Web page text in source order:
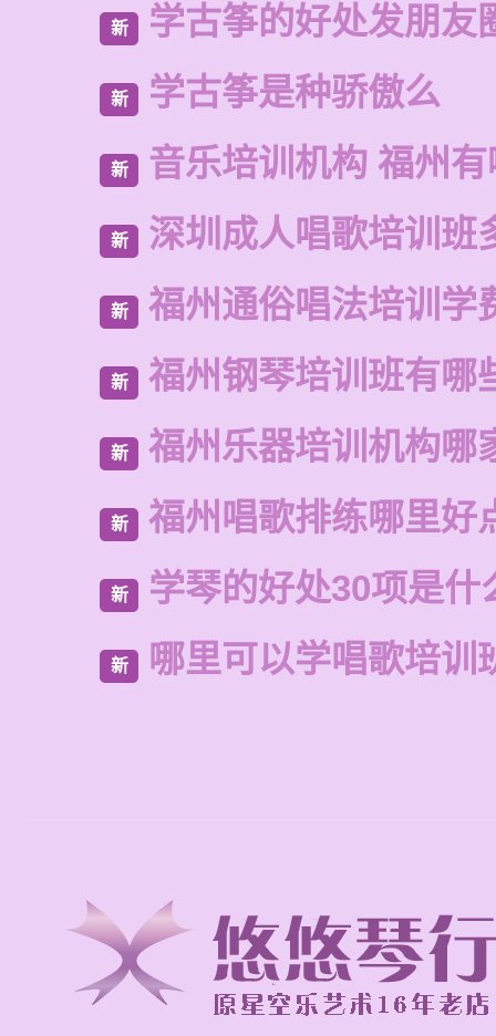
新 学古筝的好处发朋友
新 学古筝是种骄傲么
新 音乐培训机构 福州
新 深圳成人唱歌培训班
新 福州通俗唱法培训学
新 福州钢琴培训班有哪
新 福州乐器培训机构哪
新 福州唱歌排练哪里好
新 学琴的好处30项是什
新 哪里可以学唱歌培训